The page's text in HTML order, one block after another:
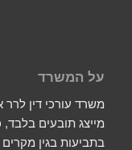
על המשרד
משרד עורכי דין לרר
מייצג תובעים בלבד,
בתביעות בגין